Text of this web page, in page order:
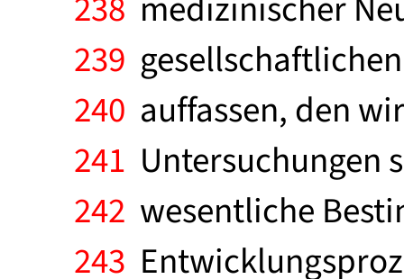
239
240 auffassen, den
241 Untersuchungen
242 wesentliche
243